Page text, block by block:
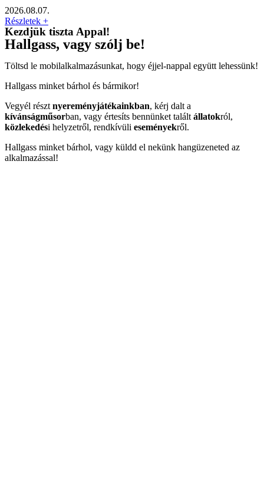
2026.08.07.
Részletek +
Kezdjük tiszta Appal!
Hallgass, vagy szólj be!
Töltsd le mobilalkalmazásunkat, hogy éjjel-nappal együtt lehessünk!
Hallgass minket bárhol és bármikor!
Vegyél részt nyereményjátékainkban, kérj dalt a
kívánságműsorban, vagy értesíts bennünket talált állatokról,
közlekedési helyzetről, rendkívüli eseményekről.
Hallgass minket bárhol, vagy küldd el nekünk hangüzeneted az
alkalmazással!